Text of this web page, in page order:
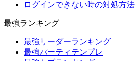
ログインできない時の対処方法
最強ランキング
最強リーダーランキング
最強パーティテンプレ